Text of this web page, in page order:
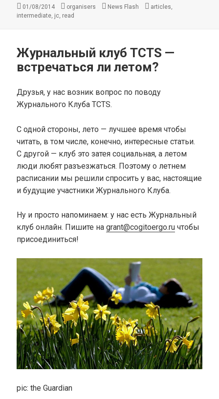
Опубликовано
01/08/2014 Автор
organisers Рубрики
News Flash Метки
articles,
intermediate, jc, read
Журнальный клуб TCTS —
встречаться ли летом?
Друзья, у нас возник вопрос по поводу
Журнального Клуба TCTS.
С одной стороны, лето — лучшее время чтобы
читать, в том числе, конечно, интересные статьи.
С другой — клуб это затея социальная, а летом
люди любят разъезжаться. Поэтому о летнем
расписании мы решили спросить у вас, настоящие
и будущие участники Журнального Клуба.
Ну и просто напоминаем: у нас есть Журнальный
клуб онлайн. Пишите наgrant@cogitoergo.ru чтобы
присоединиться!
pic: the Guardian